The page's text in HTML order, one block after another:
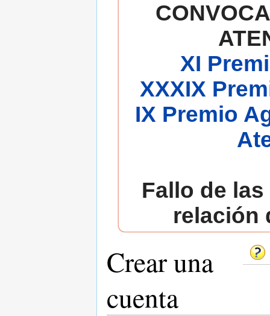
XI
XXXIX
IX Premio
Fallo de
relación
Crear una
cuenta